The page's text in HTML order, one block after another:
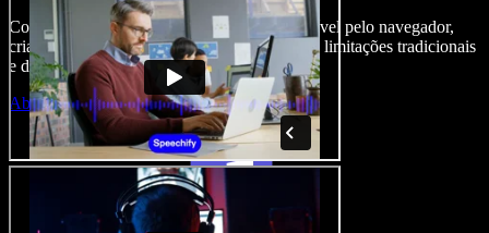
Com curva de aprendizado zero e tudo acessível pelo navegador,
criadores de conteúdo conseguem ir além das limitações tradicionais
e dar vida a todas as suas ideias.
Abrir o Studio